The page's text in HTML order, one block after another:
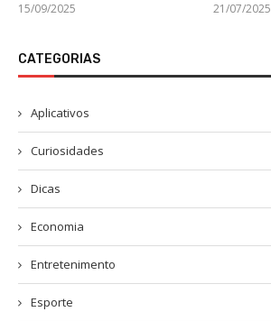
15/09/2025
21/07/2025
CATEGORIAS
Aplicativos
Curiosidades
Dicas
Economia
Entretenimento
Esporte